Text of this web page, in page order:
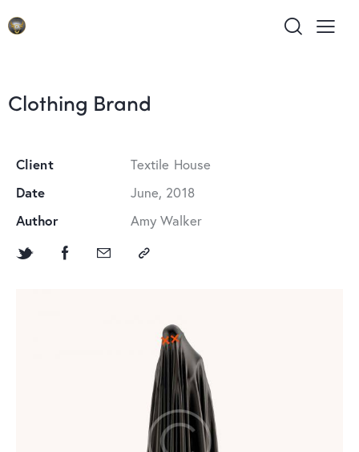
Clothing Brand
Client
Textile House
Date
June, 2018
Author
Amy Walker